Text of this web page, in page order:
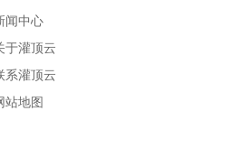
闻中心
于灌顶云
系灌顶云
站地图